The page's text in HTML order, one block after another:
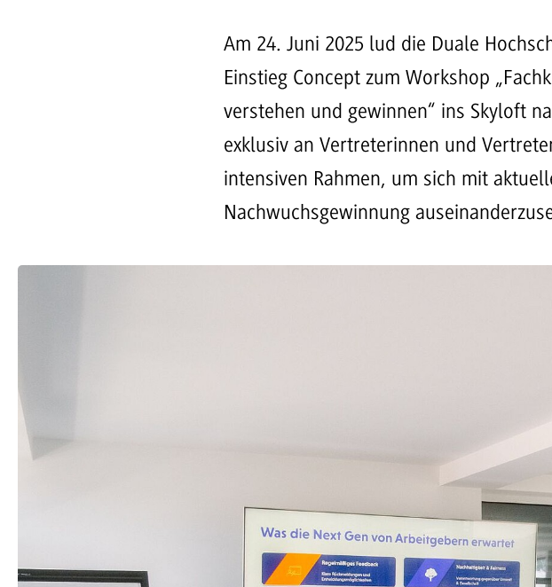
Am 24. Juni 2025 lud die Duale
Einstieg Concept zum Workshop
verstehen und gewinnen“ ins Skyloft
exklusiv an Vertreterinnen und
intensiven Rahmen, um sich mit
Nachwuchsgewinnung